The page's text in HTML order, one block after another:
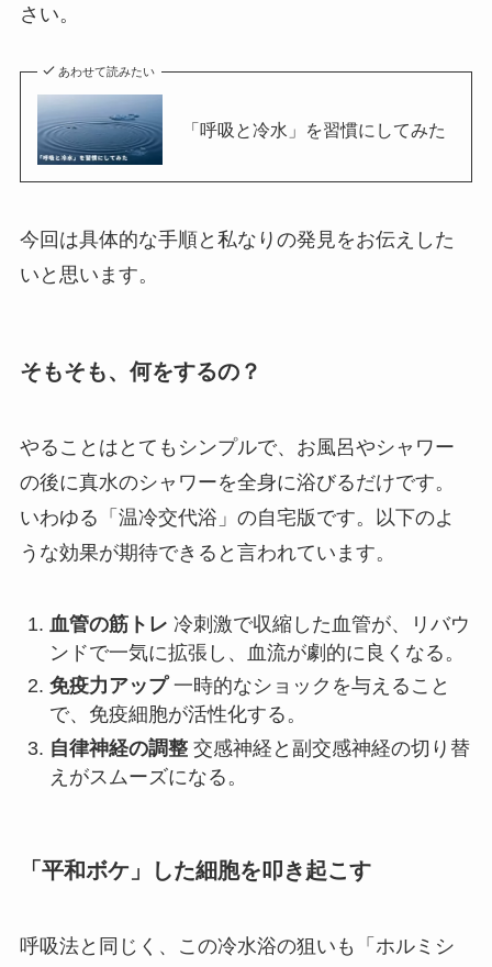
さい。
あわせて読みたい
「呼吸と冷水」を習慣にしてみた
今回は具体的な手順と私なりの発見をお伝えした
いと思います。
そもそも、何をするの？
やることはとてもシンプルで、お風呂やシャワー
の後に真水のシャワーを全身に浴びるだけです。
いわゆる「温冷交代浴」の自宅版です。以下のよ
うな効果が期待できると言われています。
血管の筋トレ 冷刺激で収縮した血管が、リバウ
ンドで一気に拡張し、血流が劇的に良くなる。
免疫力アップ一時的なショックを与えること
で、免疫細胞が活性化する。
自律神経の調整交感神経と副交感神経の切り替
えがスムーズになる。
「平和ボケ」した細胞を叩き起こす
呼吸法と同じく、この冷水浴の狙いも「ホルミシ